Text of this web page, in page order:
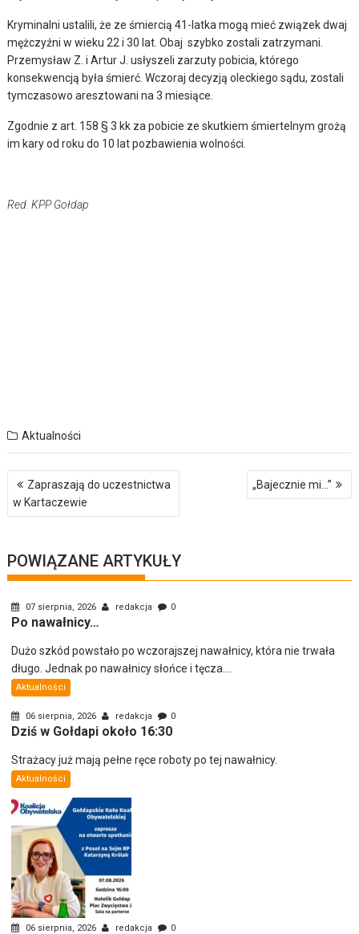
Kryminalni ustalili, że ze śmiercią 41-latka mogą mieć związek dwaj
mężczyźni w wieku 22 i 30 lat. Obaj szybko zostali zatrzymani.
Przemysław Z. i Artur J. usłyszeli zarzuty pobicia, którego
konsekwencją była śmierć. Wczoraj decyzją oleckiego sądu, zostali
tymczasowo aresztowani na 3 miesiące.
Zgodnie z art. 158 § 3 kk za pobicie ze skutkiem śmiertelnym grożą
im kary od roku do 10 lat pozbawienia wolności.
Red. KPP Gołdap
Aktualności
Nawigacja
wpisu
Zapraszają do uczestnictwa
w Kartaczewie
„Bajecznie mi…”
POWIĄZANE ARTYKUŁY
07 sierpnia, 2026 redakcja 0
Po nawałnicy…
Dużo szkód powstało po wczorajszej nawałnicy, która nie trwała
długo. Jednak po nawałnicy słońce i tęcza....
Aktualności
06 sierpnia, 2026 redakcja 0
Dziś w Gołdapi około 16:30
Strażacy już mają pełne ręce roboty po tej nawałnicy.
Aktualności
06 sierpnia, 2026 redakcja 0